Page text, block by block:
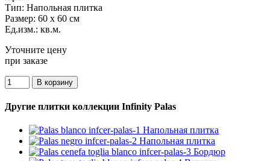
Тип: Напольная плитка
Размер: 60 x 60 см
Ед.изм.: кв.м.
Уточните цену
при заказе
Другие плитки коллекции Infinity Palas